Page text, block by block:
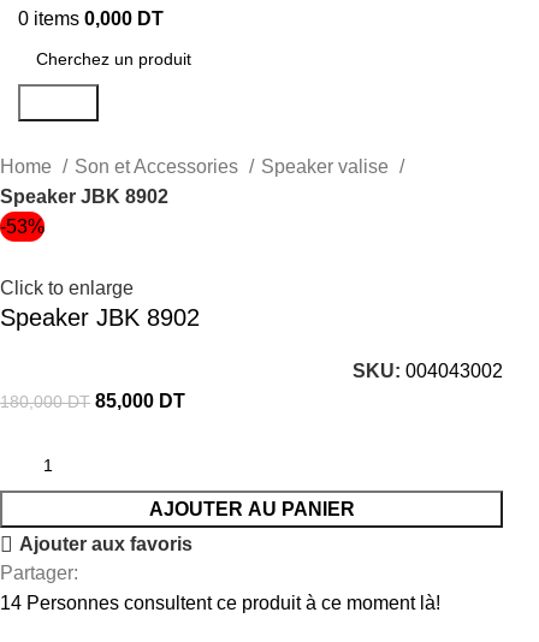
0 items 0,000 DT
Home Son et Accessories
Speaker valise
Speaker JBK 8902
-53%
Click to enlarge
Speaker JBK 8902
SKU:004043002
180,000DT 85,000 DT
AJOUTER AU PANIER
Ajouter aux favoris
Partager:
14 Personnes consultent ce produit à ce moment là!